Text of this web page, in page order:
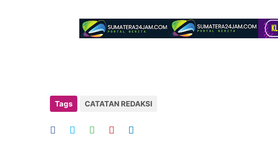
Tags CATATAN REDAKSI